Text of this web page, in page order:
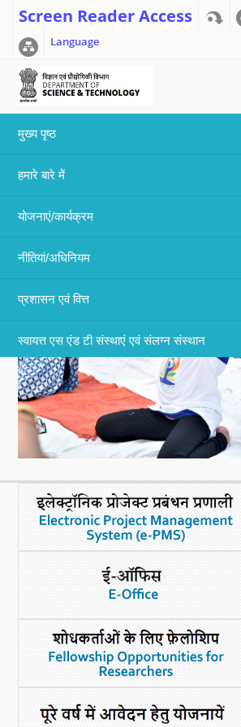
Screen Reader Access
Language
मुख्य पृष्ठ
हमारे बारे में
योजनाएं/कार्यक्रम
नीतियां/अधिनियम
प्रशासन एवं वित्त
स्वायत्त एस एंड टी संस्थाएं एवं संलग्न संस्थान
नया क्या है
डीएसटी डैशबोर्ड
Home>>